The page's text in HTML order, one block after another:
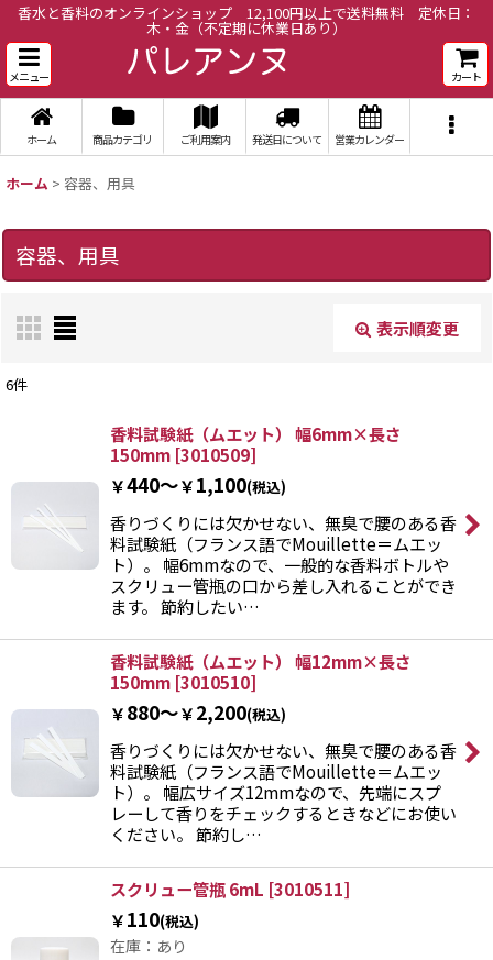
香水と香料のオンラインショップ 12,100円以上で送料無料 定休日：
木・金（不定期に休業日あり）
メニュー カート
ホーム 商品カテゴリ ご利用案内 発送日について 営業カレンダー
ホーム > 容器、用具
容器、用具
表示順変更
並び順:
絞り込む
閉じる
6件
香料試験紙（ムエット） 幅6mm×長さ
150mm [3010509]
￥440～￥1,100(税込)
香りづくりには欠かせない、無臭で腰のある香
料試験紙（フランス語でMouillette＝ムエッ
ト）。 幅6mmなので、一般的な香料ボトルや
スクリュー管瓶の口から差し入れることができ
ます。 節約したい…
香料試験紙（ムエット） 幅12mm×長さ
150mm [3010510]
￥880～￥2,200(税込)
香りづくりには欠かせない、無臭で腰のある香
料試験紙（フランス語でMouillette＝ムエッ
ト）。 幅広サイズ12mmなので、先端にスプ
レーして香りをチェックするときなどにお使い
ください。 節約し…
スクリュー管瓶 6mL [3010511]
￥110(税込)
在庫：あり